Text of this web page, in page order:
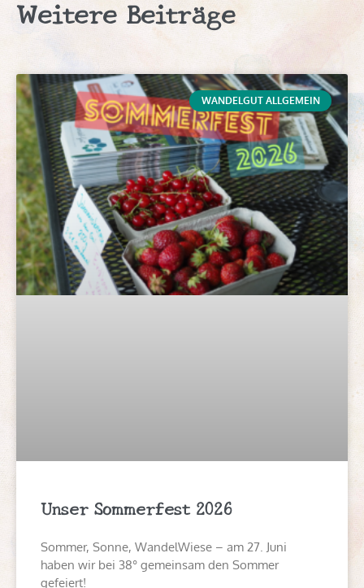
Weitere Beiträge
WANDELGUT ALLGEMEIN
Unser Sommerfest 2026
Sommer, Sonne, WandelWiese – am 27. Juni
haben wir bei 38° gemeinsam den Sommer
gefeiert!